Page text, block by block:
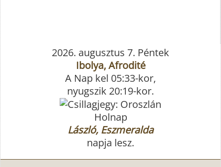
2026. augusztus 7. Péntek
Ibolya, Afrodité
A Nap kel 05:33-kor,
nyugszik 20:19-kor.
Holnap
László, Eszmeralda
napja lesz.